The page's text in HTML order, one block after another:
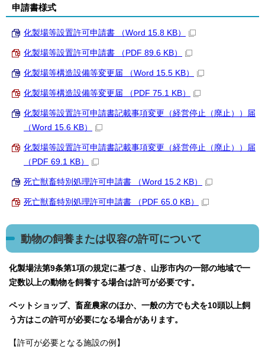
申請書様式
化製場等設置許可申請書 （Word 15.8 KB）
化製場等設置許可申請書 （PDF 89.6 KB）
化製場等構造設備等変更届 （Word 15.5 KB）
化製場等構造設備等変更届 （PDF 75.1 KB）
化製場等設置許可申請書記載事項変更（経営停止（廃止））届
（Word 15.6 KB）
化製場等設置許可申請書記載事項変更（経営停止（廃止））届
（PDF 69.1 KB）
死亡獣畜特別処理許可申請書 （Word 15.2 KB）
死亡獣畜特別処理許可申請書 （PDF 65.0 KB）
動物の飼養または収容の許可について
化製場法第9条第1項の規定に基づき、山形市内の一部の地域で一
定数以上の動物を飼養する場合は許可が必要です。
ペットショップ、畜産農家のほか、一般の方でも犬を10頭以上飼
う方はこの許可が必要になる場合があります。
【許可が必要となる施設の例】